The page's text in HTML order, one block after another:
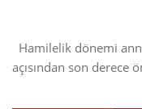
Hamilelik dönemi
açısından son derece